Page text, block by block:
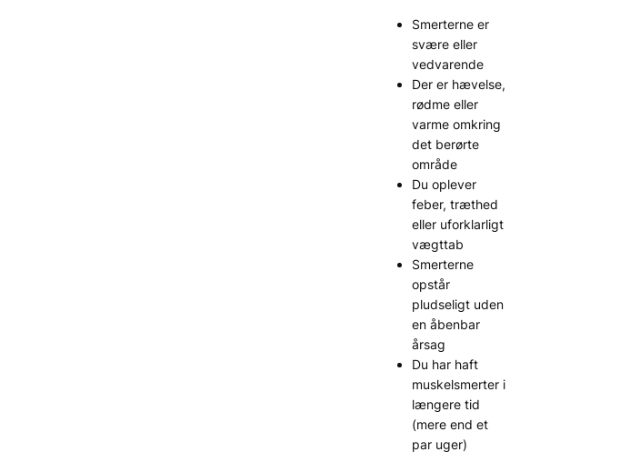
Smerterne er
svære eller
vedvarende
Der er hævelse,
rødme eller
varme omkring
det berørte
område
Du oplever
feber, træthed
eller uforklarligt
vægttab
Smerterne
opstår
pludseligt uden
en åbenbar
årsag
Du har haft
muskelsmerter i
længere tid
(mere end et
par uger)